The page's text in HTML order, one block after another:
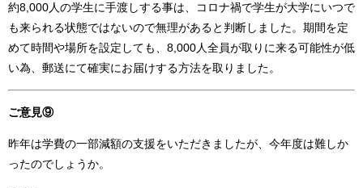
約8,000人の学生に手渡しする事は、コロナ禍で学生が大学にいつで
も来られる状態ではないので無理があると判断しました。期間を定
めて時間や場所を設定しても、8,000人全員が取りに来る可能性が低
い為、郵送にて確実にお届けする方法を取りました。
ご意見⑨
昨年は学費の一部減額の支援をいただきましたが、今年度は難しか
ったのでしょうか。